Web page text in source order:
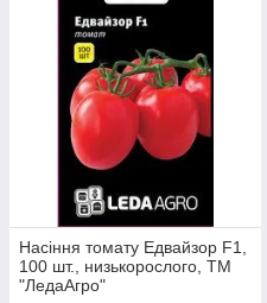
Насіння томату Едвайзор F1,
100 шт., низькорослого, ТМ
"ЛедаАгро"